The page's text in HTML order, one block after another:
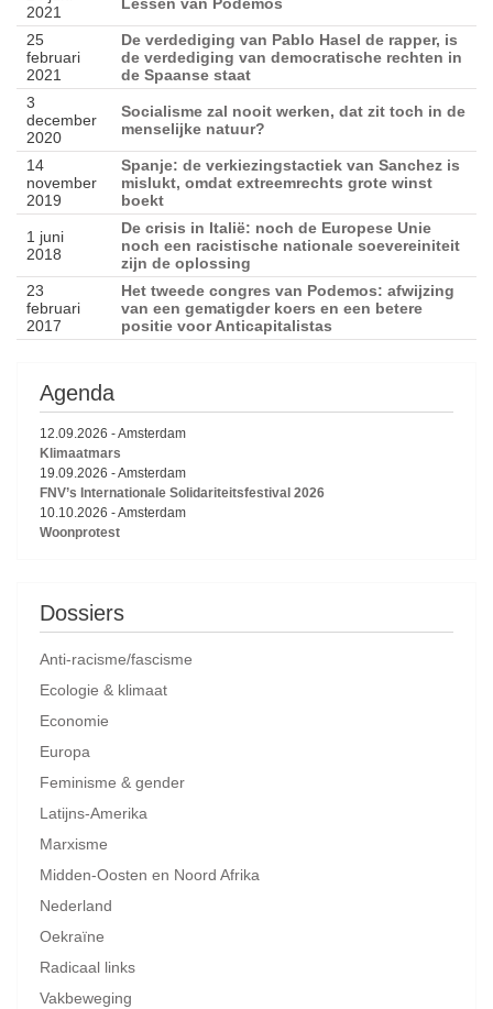
2021
25
februari
2021
De verdediging van Pablo Hasel de rapper, is
de verdediging van democratische rechten in
de Spaanse staat
3
december
2020
Socialisme zal nooit werken, dat zit toch in de
menselijke natuur?
14
november
2019
Spanje: de verkiezingstactiek van Sanchez is
mislukt, omdat extreemrechts grote winst
boekt
1 juni
2018
De crisis in Italië: noch de Europese Unie
noch een racistische nationale soevereiniteit
zijn de oplossing
23
februari
2017
Het tweede congres van Podemos: afwijzing
van een gematigder koers en een betere
positie voor Anticapitalistas
Agenda
12.09.2026 -Amsterdam
Klimaatmars
19.09.2026 -Amsterdam
FNV’s Internationale Solidariteitsfestival 2026
10.10.2026 -Amsterdam
Woonprotest
Dossiers
Anti-racisme/fascisme
Ecologie & klimaat
Economie
Europa
Feminisme & gender
Latijns-Amerika
Marxisme
Midden-Oosten en Noord Afrika
Nederland
Oekraïne
Radicaal links
Vakbeweging